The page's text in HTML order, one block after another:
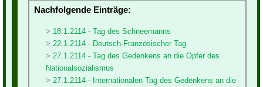
Nachfolgende Einträge:
18.1.2114 - Tag des Schneemanns
22.1.2114 - Deutsch-Französischer Tag
27.1.2114 - Tag des Gedenkens an die Opfer des
Nationalsozialismus
27.1.2114 - Internationalen Tag des Gedenkens an die